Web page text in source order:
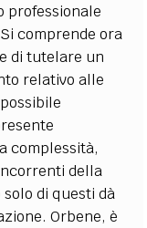
professionale
comprende ora
di tutelare un
relativo alle
complessità,
della
solo di questi dà
Orbene, è